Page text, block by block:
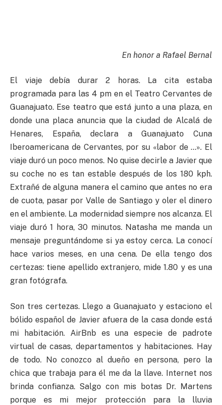
En honor a Rafael Bernal
El viaje debía durar 2 horas. La cita estaba
programada para las 4 pm en el Teatro Cervantes de
Guanajuato. Ese teatro que está junto a una plaza, en
donde una placa anuncia que la ciudad de Alcalá de
Henares, España, declara a Guanajuato Cuna
Iberoamericana de Cervantes, por su «labor de …». El
viaje duró un poco menos. No quise decirle a Javier que
su coche no es tan estable después de los 180 kph.
Extrañé de alguna manera el camino que antes no era
de cuota, pasar por Valle de Santiago y oler el dinero
en el ambiente. La modernidad siempre nos alcanza. El
viaje duró 1 hora, 30 minutos. Natasha me manda un
mensaje preguntándome si ya estoy cerca. La conocí
hace varios meses, en una cena. De ella tengo dos
certezas: tiene apellido extranjero, mide 1.80 y es una
gran fotógrafa.
Son tres certezas. Llego a Guanajuato y estaciono el
bólido español de Javier afuera de la casa donde está
mi habitación. AirBnb es una especie de padrote
virtual de casas, departamentos y habitaciones. Hay
de todo. No conozco al dueño en persona, pero la
chica que trabaja para él me da la llave. Internet nos
brinda confianza. Salgo con mis botas Dr. Martens
porque es mi mejor protección para la lluvia